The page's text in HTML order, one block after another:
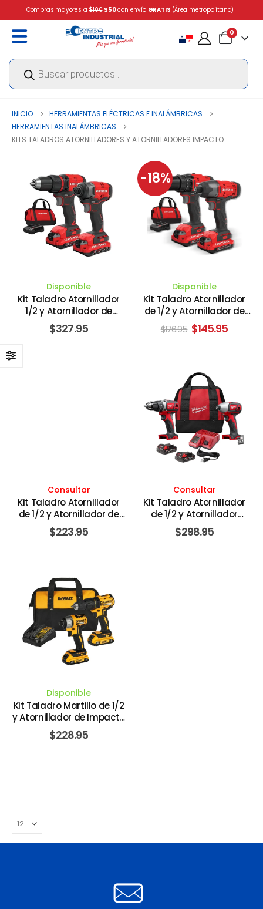
Compras mayores a$100 $50con envío GRATIS (Área metropolitana)
0
Búsqueda
productos
INICIO
HERRAMIENTAS ELÉCTRICAS E INALÁMBRICAS
HERRAMIENTAS INALÁMBRICAS
KITS TALADROS ATORNILLADORES Y ATORNILLADORES IMPACTO
Disponible
Kit Taladro Atornillador
1/2 y Atornillador de
Impacto de 1/4
Inalámbrico de 20V
$327.95
-18%
Disponible
Kit Taladro Atornillador
de 1/2 y Atornillador de
Impacto de 1/4
Inalámbrico de 20V con 2
Bolso. CRAFTSMAN
$176.95 El
precio
$176.95.
$145.95El
Consultar
Kit Taladro Atornillador
de 1/2 y Atornillador de
Impacto de 1/4
Inalámbrico de 20V Max
Bolso. DEWALT
$223.95
Consultar
Kit Taladro Atornillador
de 1/2 y Atornillador
Impacto de 1/4
Inalámbrico con 18V Fuely
$298.95
Disponible
Kit Taladro Martillo de 1/2
y Atornillador de Impacto
de 1/4 Inalámbrico de
20V Max Brushless con 2
$228.95